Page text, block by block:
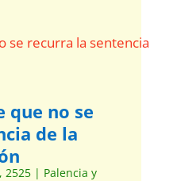
que no se
de la
2525| Palencia y